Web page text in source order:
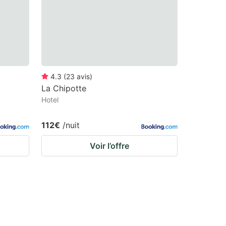
4.3 (23 avis)
La Chipotte
Hotel
112€ /nuit
Voir l’offre